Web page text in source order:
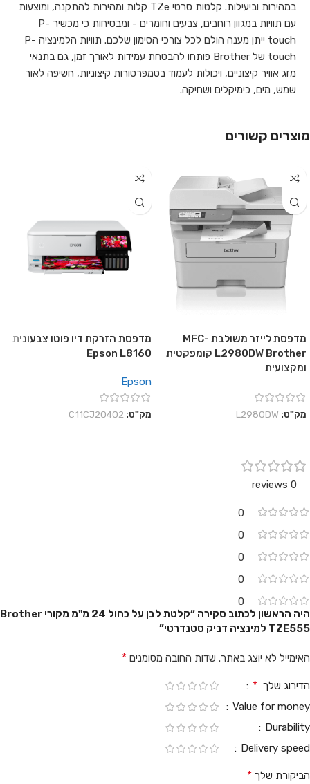
במהירות וביעילות. קלטות סרטי TZe קלות ומהירות להתקנה, ומוצעות
עם תוויות במגוון רוחבים, צבעים וחומרים - ומבטיחות כי מכשיר P-
touch ייתן מענה הולם לכל צורכי הסימון שלכם. תוויות הלמינציה P-
touch של Brother פותחו להבטחת עמידות לאורך זמן, גם בתנאי
מזג אוויר קיצוניים, ויכולות לעמוד בטמפרטורות קיצוניות, חשיפה לאור
שמש, מים, כימיקלים ושחיקה.
מוצרים קשורים
מדפסת לייזר משולבת MFC-
L2980DW Brother קומפקטית
ומקצועית
מק"ט: L2980DW
מדפסת הזרקת דיו פוטו צבעונית
Epson L8160
Epson
מק"ט: C11CJ20402
0 reviews
0
0
0
0
0
היה הראשון לכתוב סקירה “קלטת לבן על כחול 24 מ"מ מקורי Brother
TZE555 למינציה דביק סטנדרטי”
האימייל לא יוצג באתר. שדות החובה מסומנים *
הדירוג שלך *
Value for money
Durability
Delivery speed
הביקורת שלך *